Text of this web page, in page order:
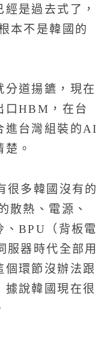
是過去式了，
本不是韓國的
分道揚鑣，現在
口HBM，在台
進台灣組裝的AI
。
很多韓國沒有的
散熱、電源、
、BPU（背板電
服器時代全部用
個環節沒辦法跟
據說韓國現在很